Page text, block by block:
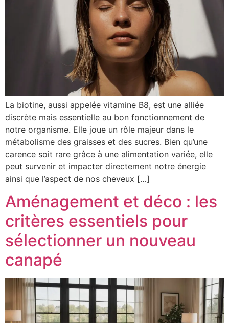
La biotine, aussi appelée vitamine B8, est une alliée
discrète mais essentielle au bon fonctionnement de
notre organisme. Elle joue un rôle majeur dans le
métabolisme des graisses et des sucres. Bien qu’une
carence soit rare grâce à une alimentation variée, elle
peut survenir et impacter directement notre énergie
ainsi que l’aspect de nos cheveux […]
Aménagement et déco : les
critères essentiels pour
sélectionner un nouveau
canapé